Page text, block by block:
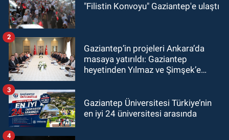
"Filistin Konvoyu" Gaziantep'e ulaştı
Gaziantep’in projeleri Ankara’da
masaya yatırıldı: Gaziantep
heyetinden Yılmaz ve Şimşek’e
2
Gaziantep Üniversitesi Türkiye’nin
en iyi 24 üniversitesi arasında
3
4